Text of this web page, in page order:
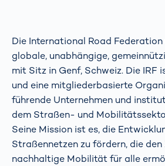
Die International Road Federation
globale, unabhängige,
mit Sitz in Genf, Schweiz. Die IRF
und eine mitgliederbasierte
führende Unternehmen und
dem Straßen- und
Seine Mission ist es, die
Straßennetzen zu fördern, die den
nachhaltige Mobilität für alle